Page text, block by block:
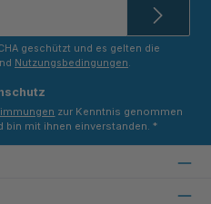
geschützt und es gelten die
Nutzungsbedingungen.
zur Kenntnis genommen
bin mit ihnen einverstanden. *